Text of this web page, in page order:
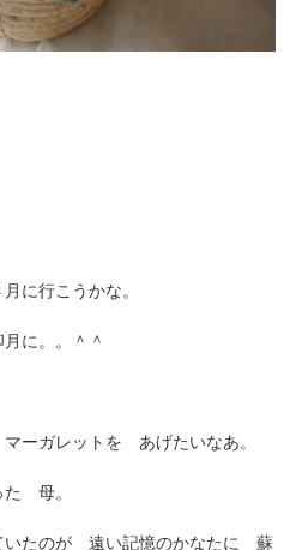
に行こうかな。
に。。＾＾
ーガレットを あげたいなあ。
た 母。
いたのが 遠い記憶のかなたに 蘇